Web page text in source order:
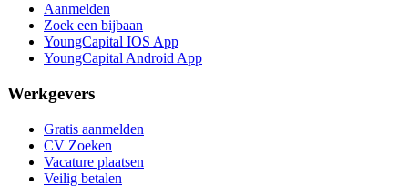
Aanmelden
Zoek een bijbaan
YoungCapital IOS App
YoungCapital Android App
Werkgevers
Gratis aanmelden
CV Zoeken
Vacature plaatsen
Veilig betalen